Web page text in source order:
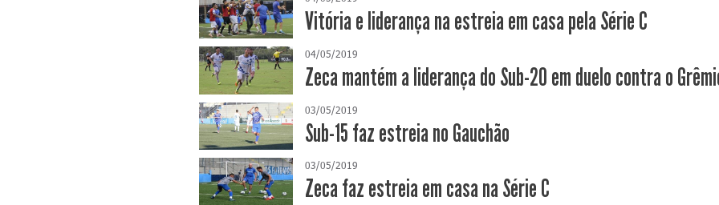
Vitória e liderança na estreia em casa pela Série C
04/05/2019
Zeca mantém a liderança do Sub-20 em duelo contra o
03/05/2019
Sub-15 faz estreia no Gauchão
03/05/2019
Zeca faz estreia em casa na Série C